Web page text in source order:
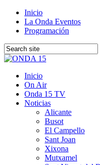
Inicio
La Onda Eventos
Programación
Inicio
On Air
Onda 15 TV
Noticias
Alicante
Busot
El Campello
Sant Joan
Xixona
Mutxamel